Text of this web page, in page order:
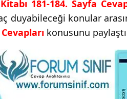
181-184. Sayfa
duyabileceği konular
konusunu